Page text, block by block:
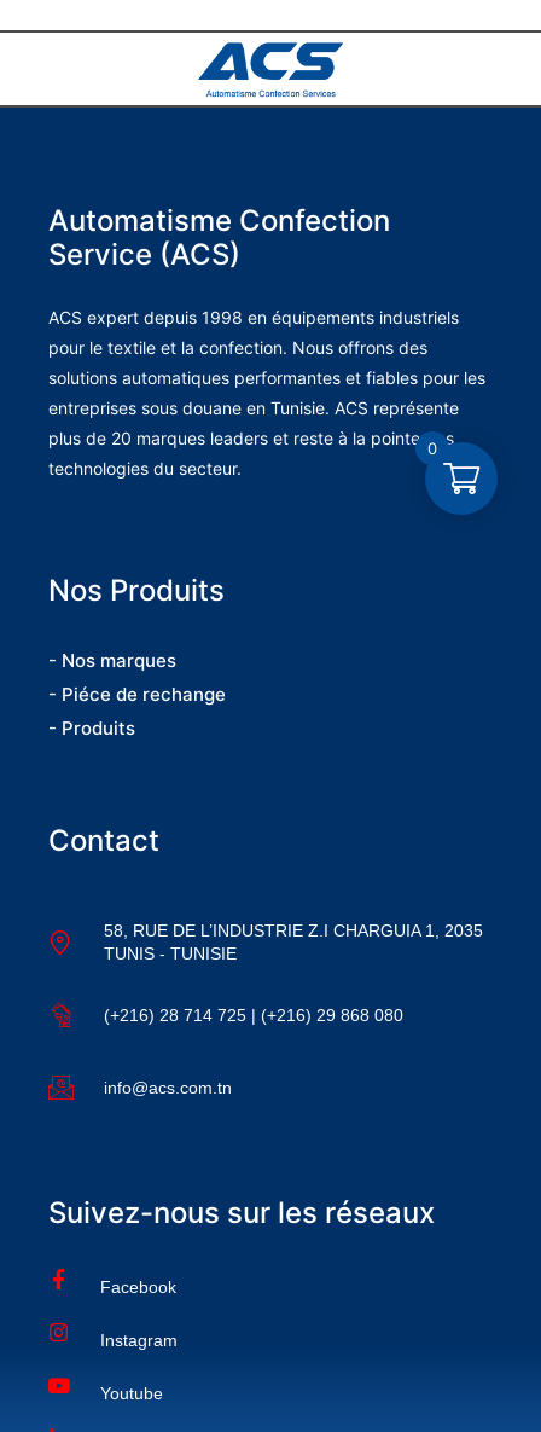
Automatisme Confection
Service (ACS)
ACS expert depuis 1998 en équipements industriels
pour le textile et la confection. Nous offrons des
solutions automatiques performantes et fiables pour les
entreprises sous douane en Tunisie. ACS représente
plus de 20 marques leaders et reste à la pointe des
technologies du secteur.
Nos Produits
- Nos marques
- Piéce de rechange
- Produits
Contact
58, RUE DE L’INDUSTRIE Z.I CHARGUIA 1, 2035
TUNIS - TUNISIE
(+216) 28 714 725 | (+216) 29 868 080
info@acs.com.tn
Suivez-nous sur les réseaux
Facebook
Instagram
Youtube
0